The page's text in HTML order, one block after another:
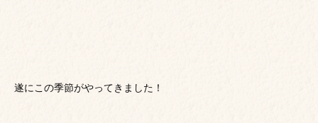
遂にこの季節がやってきました！